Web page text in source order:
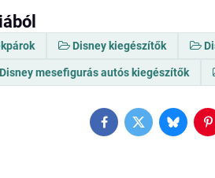
Disney kiegészítők
Disney mesefigurás autós kiegészítők
FacebookTwitterBluesky